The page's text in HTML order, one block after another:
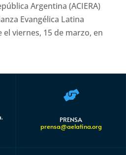
Argentina (ACIERA)
Evangélica Latina
viernes, 15 de marzo, en

PRENSA
prensa@aelatina.org